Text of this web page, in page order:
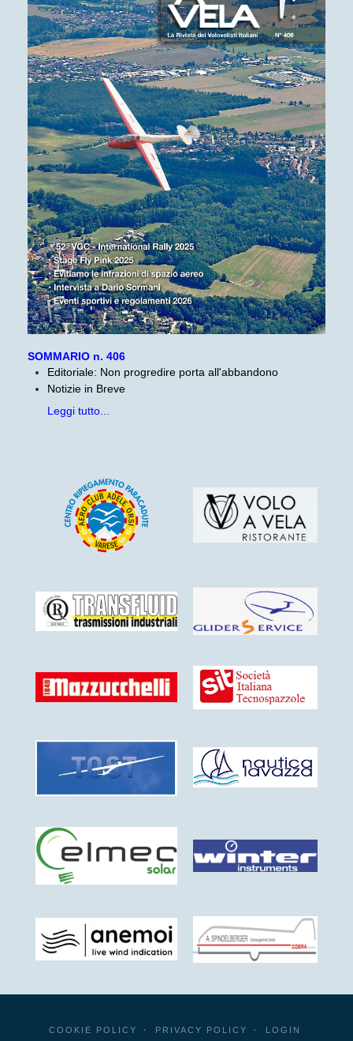
SOMMARIO n. 406
Editoriale: Non progredire porta all'abbandono
Notizie in Breve
Leggi tutto...
COOKIE POLICY PRIVACY POLICY LOGIN